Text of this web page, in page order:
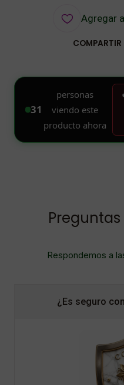
Agregar
COMPARTIR
Respondemos a
¿Es seguro